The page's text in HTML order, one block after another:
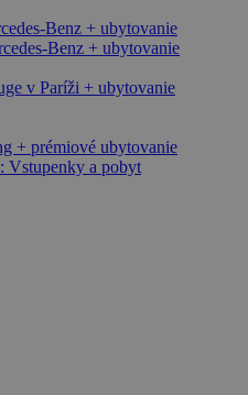
Benz + ubytovanie
Benz + ubytovanie
v Paríži + ubytovanie
+ prémiové ubytovanie
Vstupenky a pobyt